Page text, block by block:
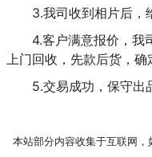
3.我司收到相片后，
4.客户满意报价，我
上门回收，先款后货，
5.交易成功，保守出品
本站部分内容收集于互联网，